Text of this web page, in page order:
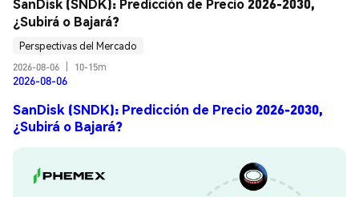
SanDisk (SNDK): Predicción de Precio 2026-2030,
¿Subirá o Bajará?
Perspectivas del Mercado
2026-08-06
10-15m
2026-08-06
SanDisk (SNDK): Predicción de Precio 2026-2030,
¿Subirá o Bajará?